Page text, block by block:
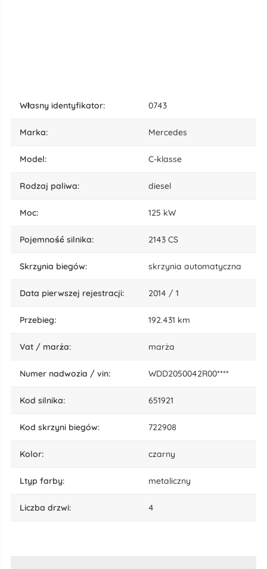
własny identyfikator: 0743
marka: Mercedes
model: C-klasse
rodzaj paliwa: diesel
moc: 125 kW
pojemność silnika: 2143 CS
skrzynia biegów: skrzynia automatyczna
data pierwszej rejestracji: 2014 / 1
przebieg: 192.431 km
vat / marża: marża
numer nadwozia / vin: WDD2050042R00****
kod silnika: 651921
kod skrzyni biegów: 722908
kolor: czarny
ltyp farby: metaliczny
liczba drzwi: 4